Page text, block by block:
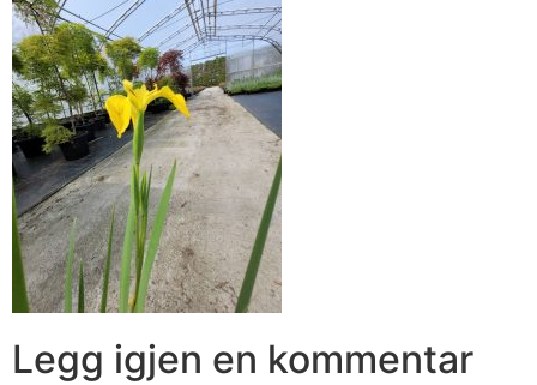
Legg igjen en kommentar